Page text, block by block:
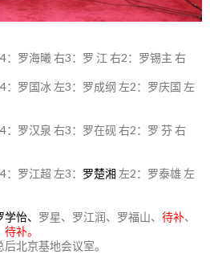
罗海曦 右3：罗 江 右2：罗锡主 右
：罗国冰 左3：罗成纲 左2：罗庆国 左
罗汉泉 右3：罗在砚 右2：罗 芬 右
罗江超 左3： 罗楚湘 左2：罗泰雄 左
学怡、 罗星、罗江润、罗福山、 待补、
补。
北京基地会议室。